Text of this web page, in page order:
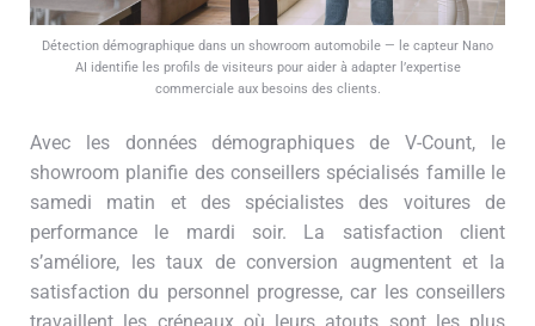
Détection démographique dans un showroom automobile — le capteur Nano
AI identifie les profils de visiteurs pour aider à adapter l’expertise
commerciale aux besoins des clients.
Avec les données démographiques de V-Count, le
showroom planifie des conseillers spécialisés famille le
samedi matin et des spécialistes des voitures de
performance le mardi soir. La satisfaction client
s’améliore, les taux de conversion augmentent et la
satisfaction du personnel progresse, car les conseillers